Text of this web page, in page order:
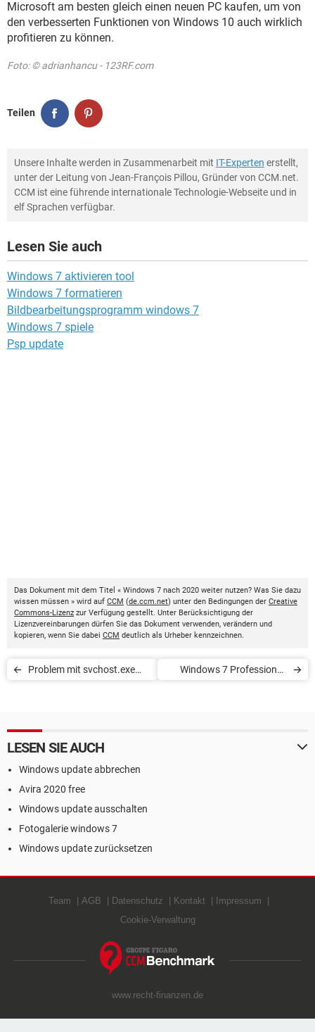
Microsoft am besten gleich einen neuen PC kaufen, um von
den verbesserten Funktionen von Windows 10 auch wirklich
profitieren zu können.
Foto: © adrianhancu - 123RF.com
Teilen
Unsere Inhalte werden in Zusammenarbeit mit IT-Experten erstellt,
unter der Leitung von Jean-François Pillou, Gründer von CCM.net.
CCM ist eine führende internationale Technologie-Webseite und in
elf Sprachen verfügbar.
Lesen Sie auch
Windows 7 aktivieren tool
Windows 7 formatieren
Bildbearbeitungsprogramm windows 7
Windows 7 spiele
Psp update
Das Dokument mit dem Titel « Windows 7 nach 2020 weiter nutzen? Was Sie dazu
wissen müssen » wird auf CCM (de.ccm.net) unter den Bedingungen der Creative
Commons-Lizenz zur Verfügung gestellt. Unter Berücksichtigung der
Lizenzvereinbarungen dürfen Sie das Dokument verwenden, verändern und
kopieren, wenn Sie dabei CCM deutlich als Urheber kennzeichnen.
Problem mit svchost.exe
Windows 7 Professional:
LESEN SIE AUCH
Windows update abbrechen
Avira 2020 free
Windows update ausschalten
Fotogalerie windows 7
Windows update zurücksetzen
Team AGB Datenschutz Kontakt
Impressum
Cookie-Verwaltung
www.recht-finanzen.de